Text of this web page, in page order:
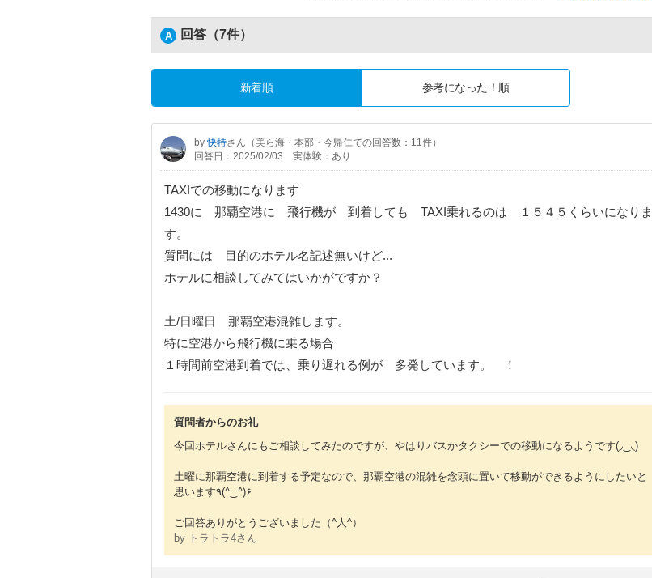
回答（7件）
新着順 参考になった！順
by快特さん（美ら海・本部・今帰仁での回答数：11件）
回答日：2025/02/03
実体験：あり
TAXIでの移動になります
1430に 那覇空港に 飛行機が 到着しても TAXI乗れるのは １５４５くらいになりま
す。
質問には 目的のホテル名記述無いけど...
ホテルに相談してみてはいかがですか？
土/日曜日 那覇空港混雑します。
特に空港から飛行機に乗る場合
１時間前空港到着では、乗り遅れる例が 多発しています。 ！
質問者からのお礼
今回ホテルさんにもご相談してみたのですが、やはりバスかタクシーでの移動になるようです(◞‿◟)
土曜に那覇空港に到着する予定なので、那覇空港の混雑を念頭に置いて移動ができるようにしたいと
思います٩(^‿^)۶
ご回答ありがとうございました（^人^）
by トラトラ4さん